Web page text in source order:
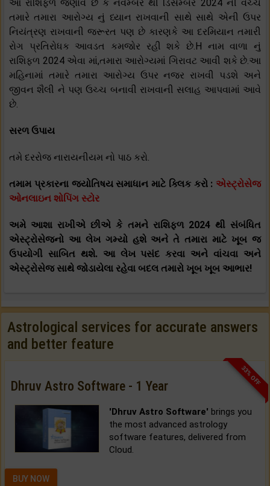
આ રાશિફળ જણાવે છે કે નવેમ્બર થી ડિસેમ્બર 2024 ની વચ્ચે
તમારે તમારા આરોગ્ય નું ધ્યાન રાખવાની સાથે સાથે એની ઉપર
નિયંત્રણ રાખવાની જરૂરત પણ છે કારણકે આ દરમિયાન તમારી
રોગ પ્રતિરોધક આવડત કમજોર રહી શકે છે.H નામ વાળા નું
રાશિફળ 2024 એવા માં,તમારા આરોગ્યમાં ગિરાવટ આવી શકે છે.આ
મહિનામાં તમારે તમારા આરોગ્ય ઉપર નજર રાખવી પડશે અને
જીવન શૈલી ને પણ ઉચ્ચ બનાવી રાખવાની સલાહ આપવામાં આવે
છે.
સરળ ઉપાય
તમે દરરોજ નારાયનીયમ નો પાઠ કરો.
તમામ પ્રકારના જ્યોતિષય સમાધાન માટે ક્લિક કરો : એસ્ટ્રોસેજ
ઓનલાઇન શોપિંગ સ્ટોર
અમે આશા રાખીએ છીએ કે તમને રાશિફળ 2024 થી સંબંધિત
એસ્ટ્રોસેજનો આ લેખ ગમ્યો હશે અને તે તમારા માટે ખૂબ જ
ઉપયોગી સાબિત થશે. આ લેખ પસંદ કરવા અને વાંચવા અને
એસ્ટ્રોસેજ સાથે જોડાયેલા રહેવા બદલ તમારો ખૂબ ખૂબ આભાર!
Astrological services for accurate answers
and better feature
33% OFF
Dhruv Astro Software - 1 Year
'Dhruv Astro Software' brings you
the most advanced astrology
software features, delivered from
Cloud.
BUY NOW